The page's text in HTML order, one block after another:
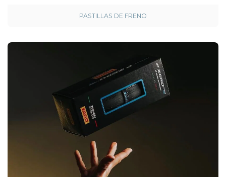
PASTILLAS DE FRENO